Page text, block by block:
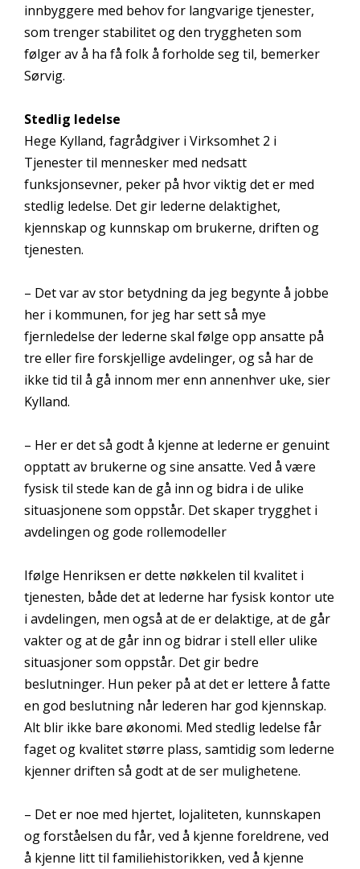
innbyggere med behov for langvarige tjenester,
som trenger stabilitet og den tryggheten som
følger av å ha få folk å forholde seg til, bemerker
Sørvig.
Stedlig ledelse
Hege Kylland, fagrådgiver i Virksomhet 2 i
Tjenester til mennesker med nedsatt
funksjonsevner, peker på hvor viktig det er med
stedlig ledelse. Det gir lederne delaktighet,
kjennskap og kunnskap om brukerne, driften og
tjenesten.
– Det var av stor betydning da jeg begynte å jobbe
her i kommunen, for jeg har sett så mye
fjernledelse der lederne skal følge opp ansatte på
tre eller fire forskjellige avdelinger, og så har de
ikke tid til å gå innom mer enn annenhver uke, sier
Kylland.
– Her er det så godt å kjenne at lederne er genuint
opptatt av brukerne og sine ansatte. Ved å være
fysisk til stede kan de gå inn og bidra i de ulike
situasjonene som oppstår. Det skaper trygghet i
avdelingen og gode rollemodeller
Ifølge Henriksen er dette nøkkelen til kvalitet i
tjenesten, både det at lederne har fysisk kontor ute
i avdelingen, men også at de er delaktige, at de går
vakter og at de går inn og bidrar i stell eller ulike
situasjoner som oppstår. Det gir bedre
beslutninger. Hun peker på at det er lettere å fatte
en god beslutning når lederen har god kjennskap.
Alt blir ikke bare økonomi. Med stedlig ledelse får
faget og kvalitet større plass, samtidig som lederne
kjenner driften så godt at de ser mulighetene.
– Det er noe med hjertet, lojaliteten, kunnskapen
og forståelsen du får, ved å kjenne foreldrene, ved
å kjenne litt til familiehistorikken, ved å kjenne